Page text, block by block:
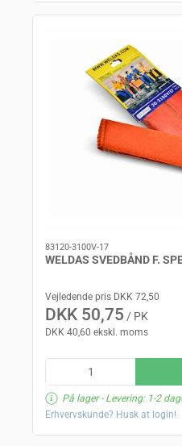
83120-3100V-17
WELDAS SVEDBÅND F.
Vejledende pris DKK 72,50
DKK 50,75 / PK
DKK 40,60 ekskl. moms
På lager- Levering: 1-2
Erhvervskunde? Husk at login!